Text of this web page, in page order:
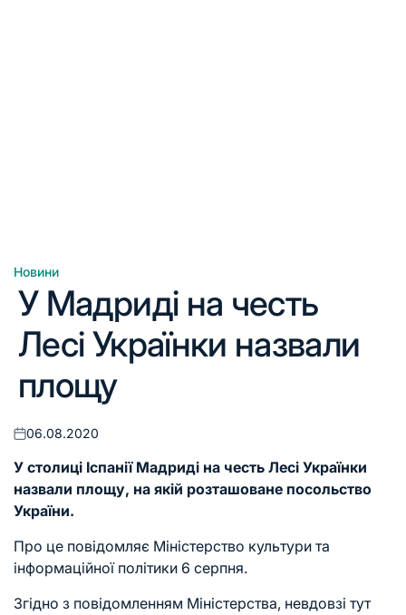
Опублікувати
Новини
У Мадриді на честь
Лесі Українки назвали
площу
Оприлюднено
06.08.2020
У столиці Іспанії Мадриді на честь Лесі Українки
назвали площу, на якій розташоване посольство
України.
Про це повідомляє Міністерство культури та
інформаційної політики 6 серпня.
Згідно з повідомленням Міністерства, невдовзі тут